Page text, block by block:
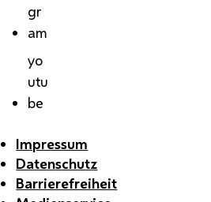
gr
am
yo
utu
be
Impressum
Datenschutz
Barrierefreiheit